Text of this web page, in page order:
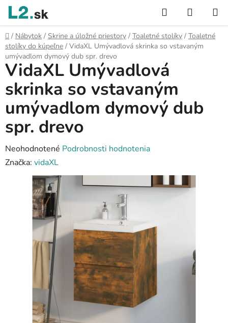
Prejsť
obsah
Hľadať
KOŠÍK
Domov
/ Nábytok / Skrine a úložné priestory / Toaletné stolíky / Toaletné
stolíky do kúpeľne / VidaXL Umývadlová skrinka so vstavaným
umývadlom dymový dub spr. drevo
VidaXL Umývadlová
skrinka so vstavaným
umývadlom dymový dub
spr. drevo
Priemerné
hodnotenie
produktu
hviezdičiek.
Neohodnotené Podrobnosti hodnotenia
Značka: vidaXL